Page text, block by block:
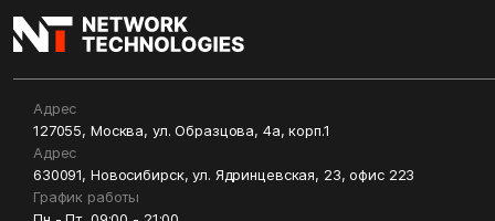
Адрес
127055, Москва, ул. Образцова, 4а, корп.1
Адрес
630091, Новосибирск, ул. Ядринцевская, 23, офис 223
График работы